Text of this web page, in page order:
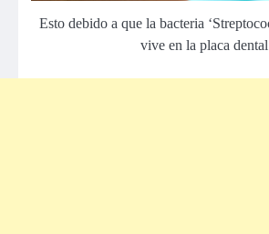
Esto debido a que la bacteria
vive en la placa dental